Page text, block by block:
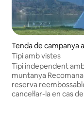
Tenda de campanya
swil-Jona
Tipi amb vistes
Tipi independent amb
muntanya Recomanació: fes una
reserva
cancel·lar-la en cas de